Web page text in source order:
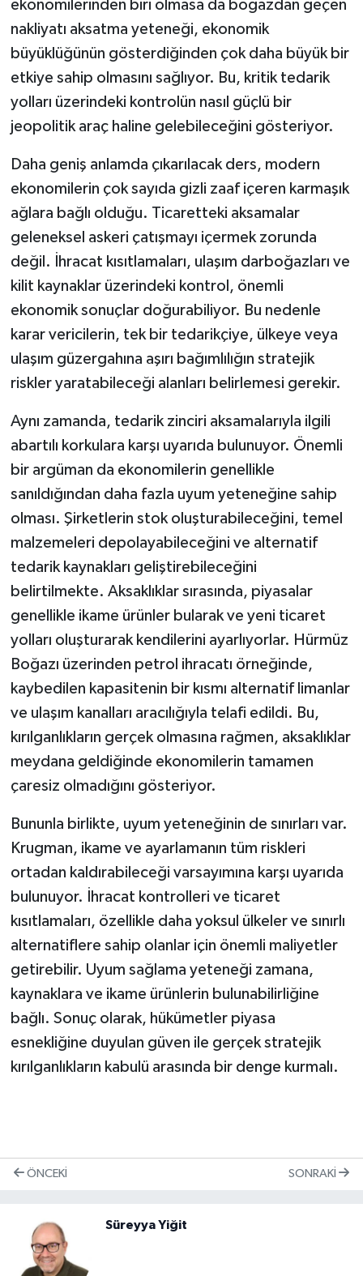
ekonomilerinden biri olmasa da boğazdan geçen
nakliyatı aksatma yeteneği, ekonomik
büyüklüğünün gösterdiğinden çok daha büyük bir
etkiye sahip olmasını sağlıyor. Bu, kritik tedarik
yolları üzerindeki kontrolün nasıl güçlü bir
jeopolitik araç haline gelebileceğini gösteriyor.
Daha geniş anlamda çıkarılacak ders, modern
ekonomilerin çok sayıda gizli zaaf içeren karmaşık
ağlara bağlı olduğu. Ticaretteki aksamalar
geleneksel askeri çatışmayı içermek zorunda
değil. İhracat kısıtlamaları, ulaşım darboğazları ve
kilit kaynaklar üzerindeki kontrol, önemli
ekonomik sonuçlar doğurabiliyor. Bu nedenle
karar vericilerin, tek bir tedarikçiye, ülkeye veya
ulaşım güzergahına aşırı bağımlılığın stratejik
riskler yaratabileceği alanları belirlemesi gerekir.
Aynı zamanda, tedarik zinciri aksamalarıyla ilgili
abartılı korkulara karşı uyarıda bulunuyor. Önemli
bir argüman da ekonomilerin genellikle
sanıldığından daha fazla uyum yeteneğine sahip
olması. Şirketlerin stok oluşturabileceğini, temel
malzemeleri depolayabileceğini ve alternatif
tedarik kaynakları geliştirebileceğini
belirtilmekte. Aksaklıklar sırasında, piyasalar
genellikle ikame ürünler bularak ve yeni ticaret
yolları oluşturarak kendilerini ayarlıyorlar. Hürmüz
Boğazı üzerinden petrol ihracatı örneğinde,
kaybedilen kapasitenin bir kısmı alternatif limanlar
ve ulaşım kanalları aracılığıyla telafi edildi. Bu,
kırılganlıkların gerçek olmasına rağmen, aksaklıklar
meydana geldiğinde ekonomilerin tamamen
çaresiz olmadığını gösteriyor.
Bununla birlikte, uyum yeteneğinin de sınırları var.
Krugman, ikame ve ayarlamanın tüm riskleri
ortadan kaldırabileceği varsayımına karşı uyarıda
bulunuyor. İhracat kontrolleri ve ticaret
kısıtlamaları, özellikle daha yoksul ülkeler ve sınırlı
alternatiflere sahip olanlar için önemli maliyetler
getirebilir. Uyum sağlama yeteneği zamana,
kaynaklara ve ikame ürünlerin bulunabilirliğine
bağlı. Sonuç olarak, hükümetler piyasa
esnekliğine duyulan güven ile gerçek stratejik
kırılganlıkların kabulü arasında bir denge kurmalı.
ÖNCEKI SONRAKI
Süreyya Yiğit